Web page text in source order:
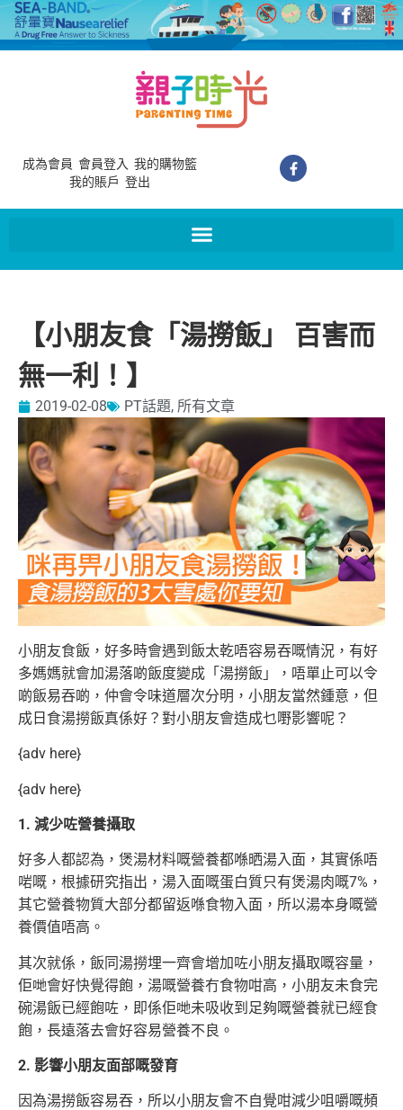
成為會員 會員登入 我的購物籃
我的賬戶 登出
【小朋友食「湯撈飯」 百害而
無一利！】
2019-02-08 PT話題, 所有文章
小朋友食飯，好多時會遇到飯太乾唔容易吞嘅情況，有好
多媽媽就會加湯落啲飯度變成「湯撈飯」，唔單止可以令
啲飯易吞啲，仲會令味道層次分明，小朋友當然鍾意，但
成日食湯撈飯真係好？對小朋友會造成乜嘢影響呢？
{adv here}
{adv here}
1. 減少咗營養攝取
好多人都認為，煲湯材料嘅營養都喺晒湯入面，其實係唔
啱嘅，根據研究指出，湯入面嘅蛋白質只有煲湯肉嘅7%，
其它營養物質大部分都留返喺食物入面，所以湯本身嘅營
養價值唔高。
其次就係，飯同湯撈埋一齊會增加咗小朋友攝取嘅容量，
佢哋會好快覺得飽，湯嘅營養冇食物咁高，小朋友未食完
碗湯飯已經飽咗，即係佢哋未吸收到足夠嘅營養就已經食
飽，長遠落去會好容易營養不良。
2. 影響小朋友面部嘅發育
因為湯撈飯容易吞，所以小朋友會不自覺咁減少咀嚼嘅頻